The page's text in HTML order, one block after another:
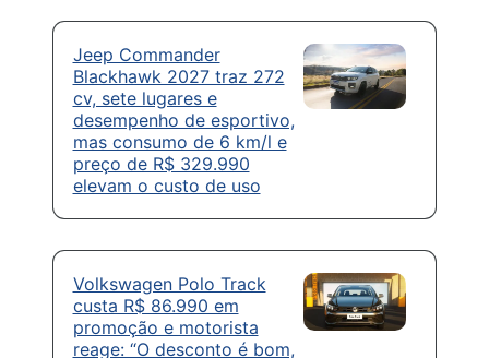
Jeep Commander
Blackhawk 2027 traz 272
cv, sete lugares e
desempenho de esportivo,
mas consumo de 6 km/l e
preço de R$ 329.990
elevam o custo de uso
Volkswagen Polo Track
custa R$ 86.990 em
promoção e motorista
reage: “O desconto é bom,